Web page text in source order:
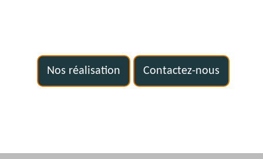
Nos réalisation Contactez-nous